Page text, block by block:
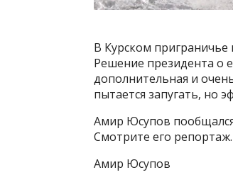
В Курском
Решение президента о
дополнительная и
пытается запугать, но
Амир Юсупов пообщался
Смотрите его репортаж.
Амир Юсупов